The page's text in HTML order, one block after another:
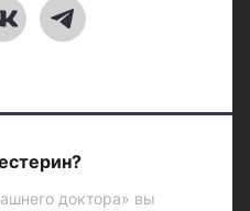
доктора» вы